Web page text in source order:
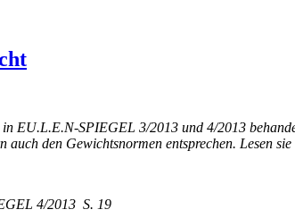
EU.L.E.N-SPIEGEL 3/2013 und 4/2013
den Gewichtsnormen entsprechen. Lesen
4/2013 S. 19